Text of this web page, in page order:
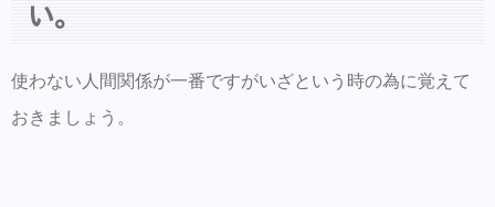
い。
使わない人間関係が一番ですがいざという時の為に覚えて
おきましょう。